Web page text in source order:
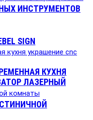
ИНСТРУМЕНТОВ
SIGN
КУХНЯ
ЛАЗЕРНЫЙ